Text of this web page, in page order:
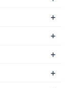
+
+
+
+